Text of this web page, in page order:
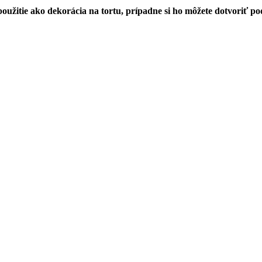
ako dekorácia na tortu, prípadne si ho môžete dotvoriť